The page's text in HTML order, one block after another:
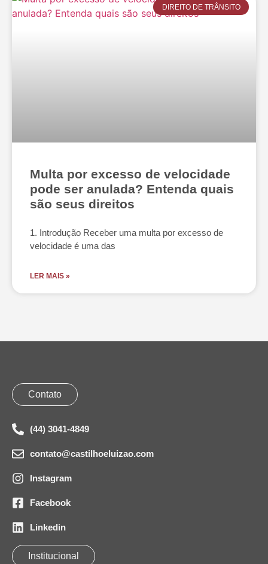
DIREITO DE TRÂNSITO
Multa por excesso de velocidade
pode ser anulada? Entenda quais
são seus direitos
1. Introdução Receber uma multa por excesso de
velocidade é uma das
LER MAIS »
Contato
(44) 3041-4849
contato@castilhoeluizao.com
Instagram
Facebook
Linkedin
Institucional